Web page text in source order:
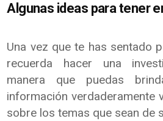
Algunas ideas para tener
Una vez que te has sentado
recuerda hacer una
manera que puedas
información verdaderamente
sobre los temas que sean de